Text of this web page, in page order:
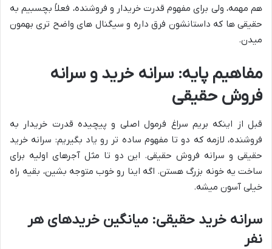
هم مهمه، ولی برای مفهوم قدرت خریدار و فروشنده، فعلاً بچسبیم به
حقیقی ها که داستانشون فرق داره و سیگنال های واضح تری بهمون
میدن.
مفاهیم پایه: سرانه خرید و سرانه
فروش حقیقی
قبل از اینکه بریم سراغ فرمول اصلی و پیچیده قدرت خریدار به
فروشنده، لازمه که دو تا مفهوم ساده تر رو یاد بگیریم: سرانه خرید
حقیقی و سرانه فروش حقیقی. این دو تا مثل آجرهای اولیه برای
ساخت یه خونه بزرگ هستن. اگه اینا رو خوب متوجه بشین، بقیه راه
خیلی آسون میشه.
سرانه خرید حقیقی: میانگین خریدهای هر
نفر